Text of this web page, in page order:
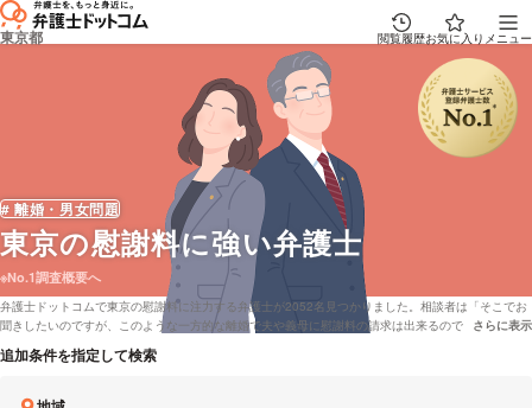
東京都 閲覧履歴お気に入り メニュー
# 離婚・男女問題
東京の慰謝料に強い弁護士
※No.1調査概要へ
弁護士ドットコムで東京の慰謝料に注力する弁護士が2052名見つかりました。相談者は「そこでお
聞きしたいのですが、このような一方的な離婚で夫や義母に慰謝料の請求は出来るのでしょうか?」
「できれば慰謝料等払わずに離婚したいのですが、どうすれば離婚できますか?」といった問題を
もっております。弁護士ドットコムでは弁護士費用面を考慮して法テラスを対応している弁護士や
きます。具体的には「口コミの評価が高い慰謝料が専門の弁護士や弁護士の選び方はほとんど調査
説明文の
さらに表示
追加条件を指定して検索